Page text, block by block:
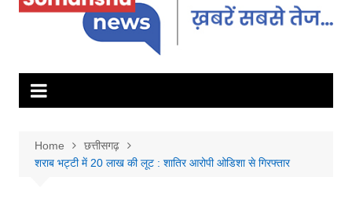
Home
छत्तीसगढ़
शराब भट्टी में 20 लाख की लूट : शातिर आरोपी ओडिशा से गिरफ्तार